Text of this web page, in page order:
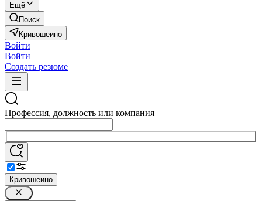
Ещё
Поиск
Кривошеино
Войти
Войти
Создать резюме
Профессия, должность или компания
Кривошеино